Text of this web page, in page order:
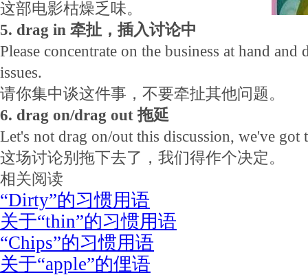
这部电影枯燥乏味。
5. drag in 牵扯，插入讨论中
Please concentrate on the business at hand
issues.
请你集中谈这件事，不要牵扯其他问题。
6. drag on/drag out 拖延
Let's not drag on/out this discussion, we've got
这场讨论别拖下去了，我们得作个决定。
相关阅读
“Dirty”的习惯用语
关于“thin”的习惯用语
“Chips”的习惯用语
关于“apple”的俚语